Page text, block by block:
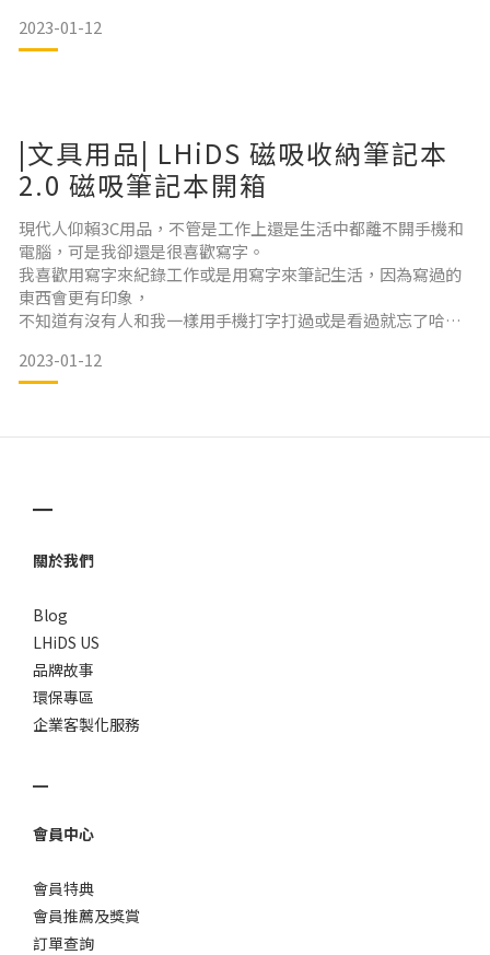
簡單方便有效率的生活方式LHiDS就是為了這樣生活態度而用
心設計產品的品牌簡約設計，時尚有型改變生活，值得
2023-01-12
|文具用品| LHiDS 磁吸收納筆記本
2.0 磁吸筆記本開箱
現代人仰賴3C用品，不管是工作上還是生活中都離不開手機和
電腦，可是我卻還是很喜歡寫字。
我喜歡用寫字來紀錄工作或是用寫字來筆記生活，因為寫過的
東西會更有印象，
不知道有沒有人和我一樣用手機打字打過或是看過就忘了哈哈
為了讓自己變得更好利用休假時間和小朋友一起邊做作業，一
兩個人可以靜靜地坐在桌前是我一直幻想的呢XDD
如何讓工作完美成為生活的一部分
2023-01-12
關於我們
Blog
LHiDS US
品牌故事
環保專區
企業客製化服務
會員中心
會員特典
會員推薦及獎賞
訂單查詢